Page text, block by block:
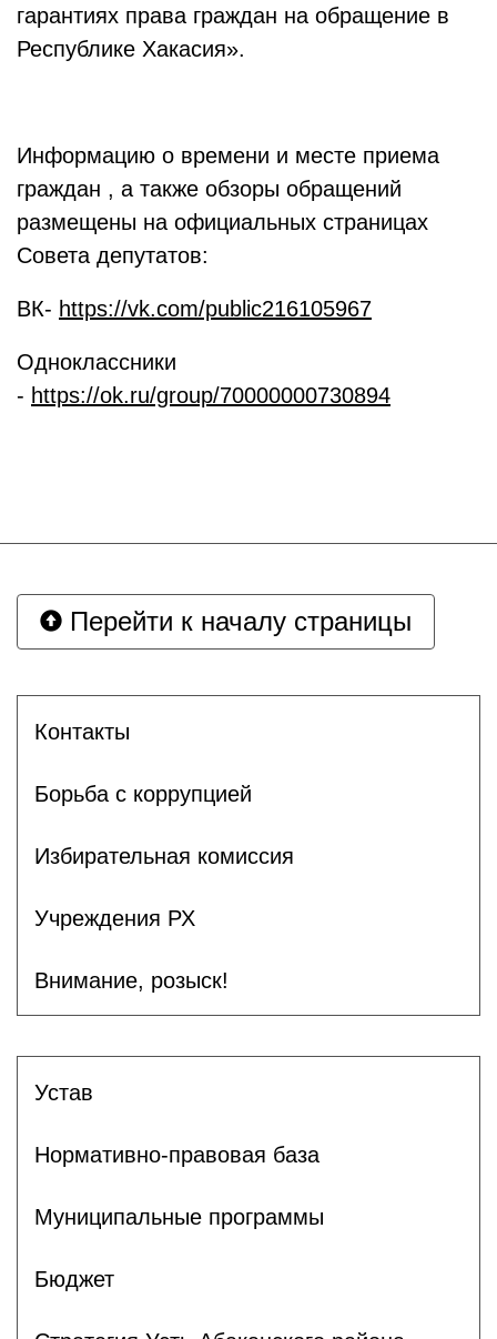
гарантиях права граждан на обращение в
Республике Хакасия».
Информацию о времени и месте приема
граждан , а также обзоры обращений
размещены на официальных страницах
Совета депутатов:
ВК- https://vk.com/public216105967
Одноклассники
- https://ok.ru/group/70000000730894
Перейти к началу страницы
Контакты
Борьба с коррупцией
Избирательная комиссия
Учреждения РХ
Внимание, розыск!
Устав
Нормативно-правовая база
Муниципальные программы
Бюджет